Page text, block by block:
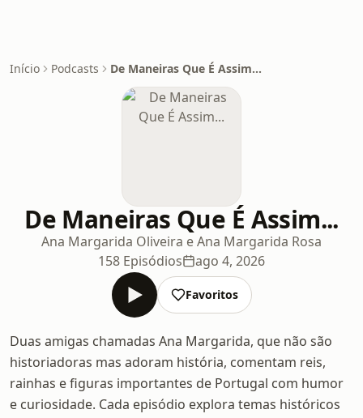
Início Podcasts De Maneiras Que É Assim...
De Maneiras Que É Assim...
Ana Margarida Oliveira e Ana Margarida Rosa
158 Episódios
ago 4, 2026
Favoritos
Duas amigas chamadas Ana Margarida, que não são
historiadoras mas adoram história, comentam reis,
rainhas e figuras importantes de Portugal com humor
e curiosidade. Cada episódio explora temas históricos